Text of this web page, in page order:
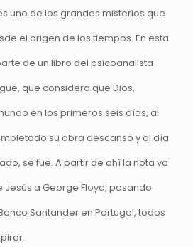
uno de los grandes misterios que
el origen de los tiempos. En esta
de un libro del psicoanalista
que considera que Dios,
en los primeros seis días, al
su obra descansó y al día
se fue. A partir de ahí la nota va
a George Floyd, pasando
Santander en Portugal, todos